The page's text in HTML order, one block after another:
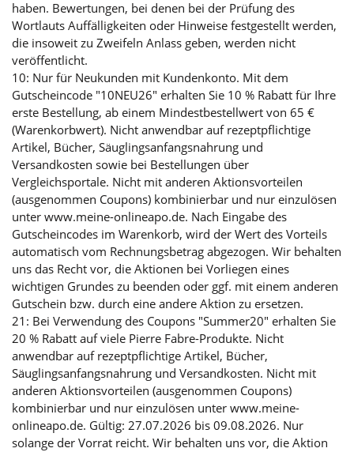
haben. Bewertungen, bei denen bei der Prüfung des
Wortlauts Auffälligkeiten oder Hinweise festgestellt werden,
die insoweit zu Zweifeln Anlass geben, werden nicht
veröffentlicht.
10: Nur für Neukunden mit Kundenkonto. Mit dem
Gutscheincode "10NEU26" erhalten Sie 10 % Rabatt für Ihre
erste Bestellung, ab einem Mindestbestellwert von 65 €
(Warenkorbwert). Nicht anwendbar auf rezeptpflichtige
Artikel, Bücher, Säuglingsanfangsnahrung und
Versandkosten sowie bei Bestellungen über
Vergleichsportale. Nicht mit anderen Aktionsvorteilen
(ausgenommen Coupons) kombinierbar und nur einzulösen
unter www.meine-onlineapo.de. Nach Eingabe des
Gutscheincodes im Warenkorb, wird der Wert des Vorteils
automatisch vom Rechnungsbetrag abgezogen. Wir behalten
uns das Recht vor, die Aktionen bei Vorliegen eines
wichtigen Grundes zu beenden oder ggf. mit einem anderen
Gutschein bzw. durch eine andere Aktion zu ersetzen.
21: Bei Verwendung des Coupons "Summer20" erhalten Sie
20 % Rabatt auf viele Pierre Fabre-Produkte. Nicht
anwendbar auf rezeptpflichtige Artikel, Bücher,
Säuglingsanfangsnahrung und Versandkosten. Nicht mit
anderen Aktionsvorteilen (ausgenommen Coupons)
kombinierbar und nur einzulösen unter www.meine-
onlineapo.de. Gültig: 27.07.2026 bis 09.08.2026. Nur
solange der Vorrat reicht. Wir behalten uns vor, die Aktion